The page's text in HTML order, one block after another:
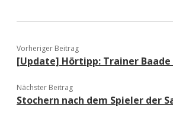
Vorheriger Beitrag
[Update] Hörtipp: Trainer Baade
Nächster Beitrag
Stochern nach dem Spieler der